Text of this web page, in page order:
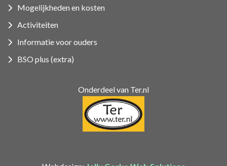
Mogelijkheden en kosten
Activiteiten
Informatie voor ouders
BSO plus (extra)
Onderdeel van Ter.nl